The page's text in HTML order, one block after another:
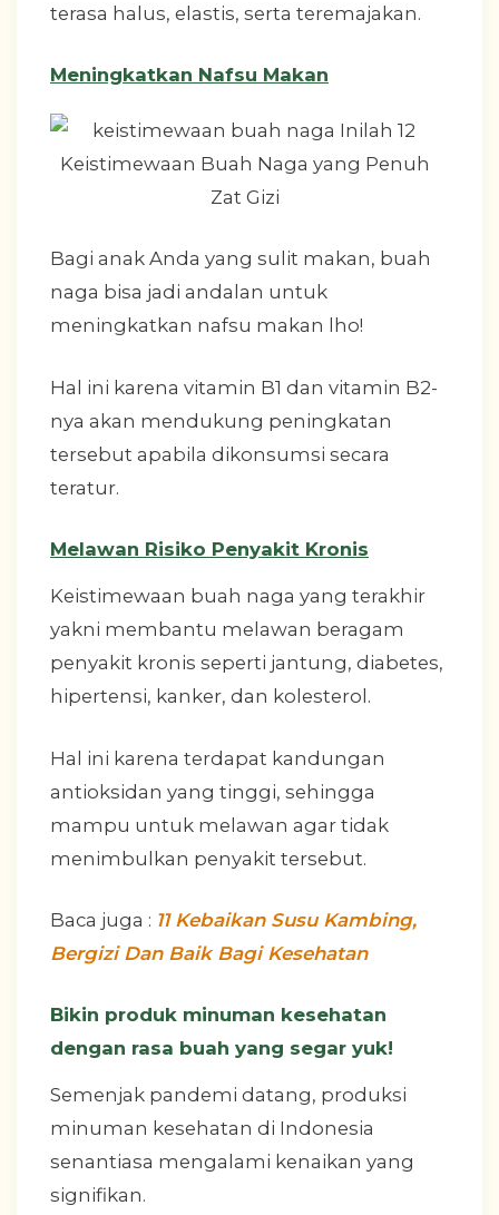
terasa halus, elastis, serta teremajakan.
Meningkatkan Nafsu Makan
Bagi anak Anda yang sulit makan, buah
naga bisa jadi andalan untuk
meningkatkan nafsu makan lho!
Hal ini karena vitamin B1 dan vitamin B2-
nya akan mendukung peningkatan
tersebut apabila dikonsumsi secara
teratur.
Melawan Risiko Penyakit Kronis
Keistimewaan buah naga yang terakhir
yakni membantu melawan beragam
penyakit kronis seperti jantung, diabetes,
hipertensi, kanker, dan kolesterol.
Hal ini karena terdapat kandungan
antioksidan yang tinggi, sehingga
mampu untuk melawan agar tidak
menimbulkan penyakit tersebut.
Baca juga : 11 Kebaikan Susu Kambing,
Bergizi Dan Baik Bagi Kesehatan
Bikin produk minuman kesehatan
dengan rasa buah yang segar yuk!
Semenjak pandemi datang, produksi
minuman kesehatan di Indonesia
senantiasa mengalami kenaikan yang
signifikan.